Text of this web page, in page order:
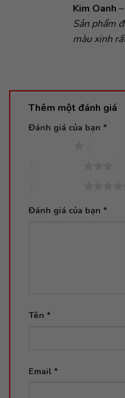
Được xếp
sao
Kim Oanh –
Sản phẩm
màu xinh
Thêm một đánh giá
Đánh giá của bạn *
Đánh giá của bạn *
Tên *
Email *